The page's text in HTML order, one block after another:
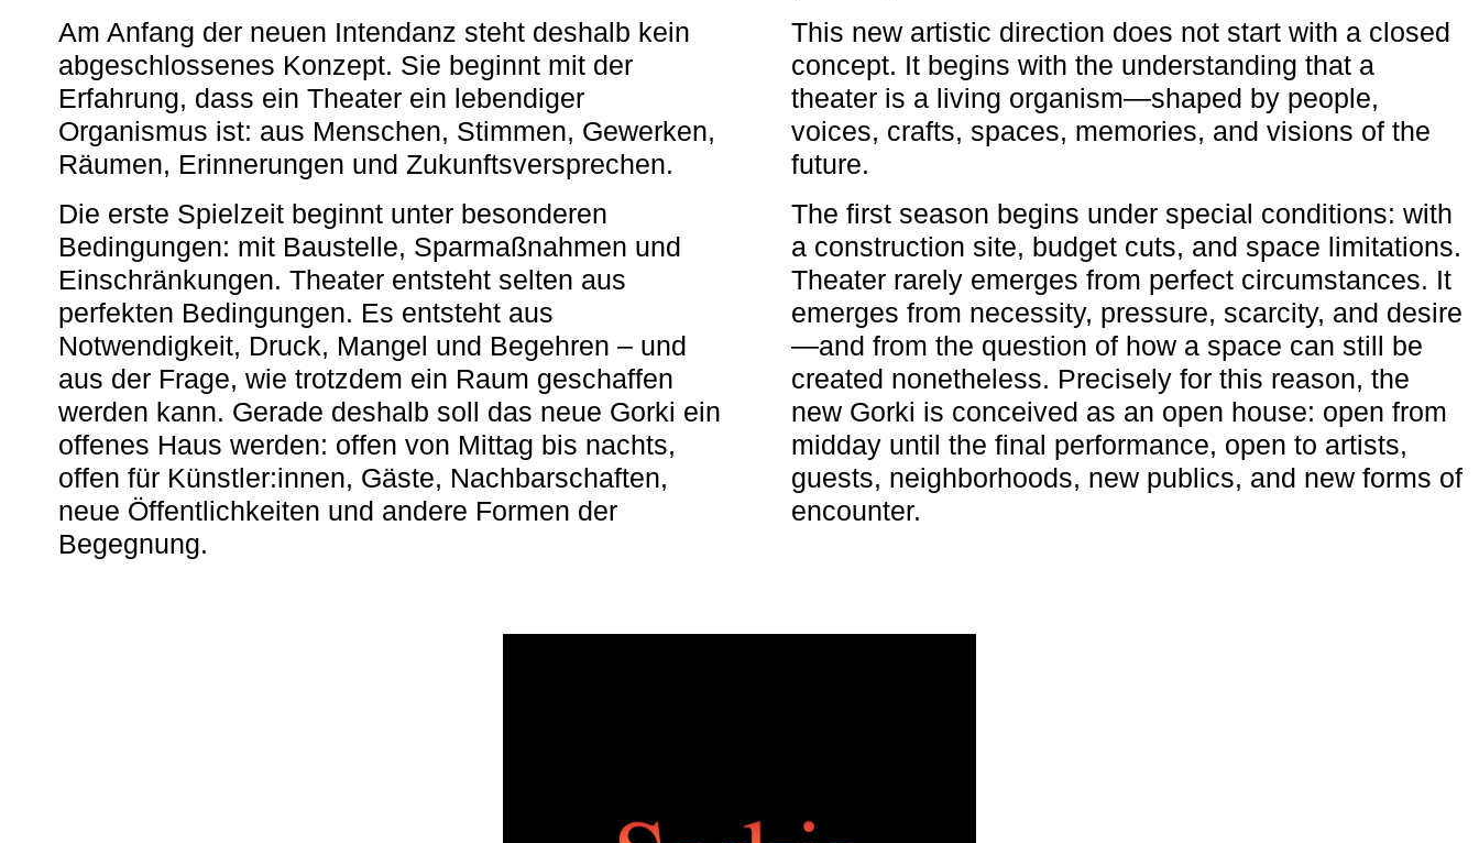
Am Anfang der neuen Intendanz steht deshalb kein
abgeschlossenes Konzept. Sie beginnt mit der
Erfahrung, dass ein Theater ein lebendiger
Organismus ist: aus Menschen, Stimmen, Gewerken,
Räumen, Erinnerungen und Zukunftsversprechen.
Die erste Spielzeit beginnt unter besonderen
Bedingungen: mit Baustelle, Sparmaßnahmen und
Einschränkungen. Theater entsteht selten aus
perfekten Bedingungen. Es entsteht aus
Notwendigkeit, Druck, Mangel und Begehren – und
aus der Frage, wie trotzdem ein Raum geschaffen
werden kann. Gerade deshalb soll das neue Gorki ein
offenes Haus werden: offen von Mittag bis nachts,
offen für Künstler:innen, Gäste, Nachbarschaften,
neue Öffentlichkeiten und andere Formen der
Begegnung.
This new artistic direction does not start with a closed
concept. It begins with the understanding that a
theater is a living organism—shaped by people,
voices, crafts, spaces, memories, and visions of the
future.
The first season begins under special conditions: with
a construction site, budget cuts, and space limitations.
Theater rarely emerges from perfect circumstances. It
emerges from necessity, pressure, scarcity, and desire
—and from the question of how a space can still be
created nonetheless. Precisely for this reason, the
new Gorki is conceived as an open house: open from
midday until the final performance, open to artists,
guests, neighborhoods, new publics, and new forms of
encounter.